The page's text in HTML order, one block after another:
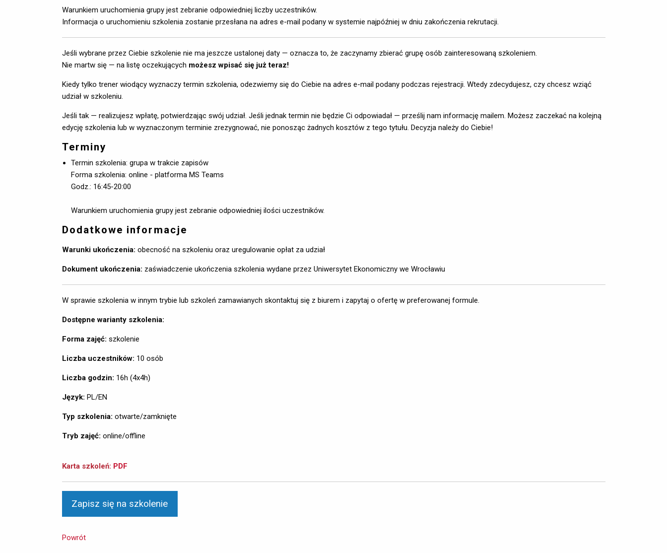
Warunkiem uruchomienia grupy jest zebranie odpowiedniej liczby uczestników.
Informacja o uruchomieniu szkolenia zostanie przesłana na adres e-mail podany w systemie najpóźniej w dniu zakończenia rekrutacji.
Jeśli wybrane przez Ciebie szkolenie nie ma jeszcze ustalonej daty — oznacza to, że zaczynamy zbierać grupę osób zainteresowaną szkoleniem.
Nie martw się — na listę oczekujących możesz wpisać się już teraz!
Kiedy tylko trener wiodący wyznaczy termin szkolenia, odezwiemy się do Ciebie na adres e-mail podany podczas rejestracji. Wtedy zdecydujesz, czy chcesz wziąć
udział w szkoleniu.
Jeśli tak — realizujesz wpłatę, potwierdzając swój udział. Jeśli jednak termin nie będzie Ci odpowiadał — prześlij nam informację mailem. Możesz zaczekać na kolejną
edycję szkolenia lub w wyznaczonym terminie zrezygnować, nie ponosząc żadnych kosztów z tego tytułu. Decyzja należy do Ciebie!
Terminy
Termin szkolenia: grupa w trakcie zapisów
Forma szkolenia: online - platforma MS Teams
Godz.: 16:45-20:00
Warunkiem uruchomienia grupy jest zebranie odpowiedniej ilości uczestników.
Dodatkowe informacje
Warunki ukończenia: obecność na szkoleniu oraz uregulowanie opłat za udział
Dokument ukończenia: zaświadczenie ukończenia szkolenia wydane przez Uniwersytet Ekonomiczny we Wrocławiu
W sprawie szkolenia w innym trybie lub szkoleń zamawianych skontaktuj się z biurem i zapytaj o ofertę w preferowanej formule.
Dostępne warianty szkolenia:
Forma zajęć: szkolenie
Liczba uczestników: 10 osób
Liczba godzin: 16h (4x4h)
Język: PL/EN
Typ szkolenia: otwarte/zamknięte
Tryb zajęć: online/offline
Karta szkoleń: PDF
Powrót